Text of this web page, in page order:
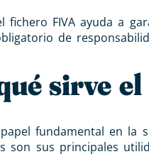
fichero FIVA ayuda a
de
sirve
fundamental en la
son sus principales